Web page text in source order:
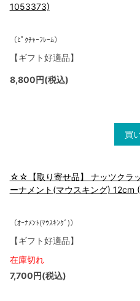
1053373)
（ﾋﾟｸﾁｬｰﾌﾚｰﾑ）
【ギフト好適品】
8,800円(税込)
買
☆☆【取り寄せ品】 ナッツクラ
ーナメント(マウスキング) 12cm
（ｵｰﾅﾒﾝﾄ(ﾏｳｽｷﾝｸﾞ)）
【ギフト好適品】
在庫切れ
7,700円(税込)